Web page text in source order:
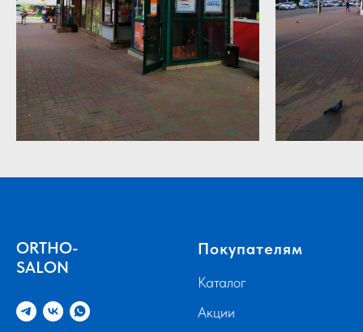
ORTHO-
SALON
Покупателям
Каталог
Акции